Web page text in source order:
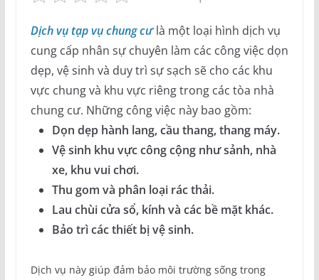
Dịch vụ tạp vụ chung cư là một loại hình dịch vụ
cung cấp nhân sự chuyên làm các công việc dọn
dẹp, vệ sinh và duy trì sự sạch sẽ cho các khu
vực chung và khu vực riêng trong các tòa nhà
chung cư. Những công việc này bao gồm:
Dọn dẹp hành lang, cầu thang, thang máy.
Vệ sinh khu vực công cộng như sảnh, nhà
xe, khu vui chơi.
Thu gom và phân loại rác thải.
Lau chùi cửa sổ, kính và các bề mặt khác.
Bảo trì các thiết bị vệ sinh.
Dịch vụ này giúp đảm bảo môi trường sống trong